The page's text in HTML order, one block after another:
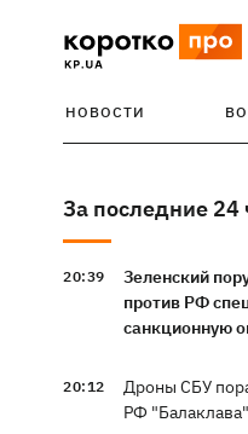
НОВОСТИ
За последние 24
20:39
Зеленский
против РФ
санкционную
20:12
Дроны СБУ
РФ